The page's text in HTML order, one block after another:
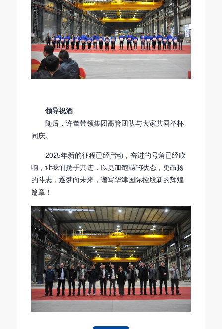
领导祝酒
随后，许董带领集团高管团队与大家共同举杯
同庆。
2025年新的征程已经启动，奋进的号角已经吹
响，让我们携手共进，以更加饱满的状态，更昂扬
的斗志，逐梦向未来，谱写华津国际控股新的辉煌
篇章！